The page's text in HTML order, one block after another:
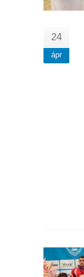
24
ápr